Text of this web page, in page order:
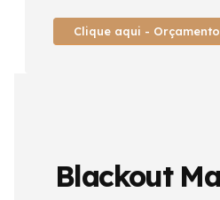
Clique aqui -
Blackout